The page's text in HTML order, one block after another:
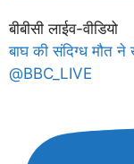
बीबीसी लाईव-वीडियो
बाघ की संदिग्ध मौत ने
@BBC_LIVE